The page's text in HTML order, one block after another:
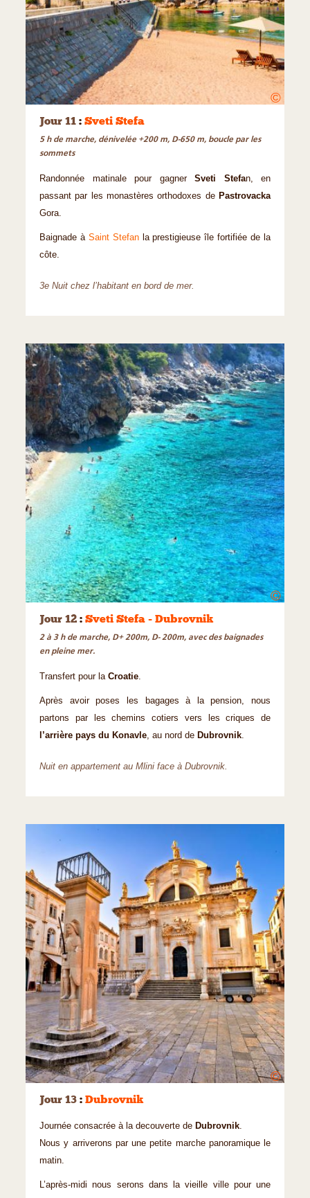
©
Jour 11 : Sveti Stefa
5 h de marche, dénivelée +200 m, D-650 m, boucle par les
sommets
Randonnée matinale pour gagner Sveti Stefan, en
passant par les monastères orthodoxes de Pastrovacka
Gora.
Baignade à Saint Stefanla prestigieuse île fortifiée de la
côte.
3e Nuit chez l’habitant en bord de mer.
©
Jour 12 : Sveti Stefa - Dubrovnik
2 à 3 h de marche, D+ 200m, D- 200m, avec des baignades
en pleine mer.
Transfert pour la Croatie.
Après avoir poses les bagages à la pension, nous
partons par les chemins cotiers vers les criques de
l’arrière pays du Konavle, au nord de Dubrovnik.
Nuit en appartement au Mlini face à Dubrovnik.
©
Jour 13 : Dubrovnik
Journée consacrée à la decouverte de Dubrovnik.
Nous y arriverons par une petite marche panoramique le
matin.
L’après-midi nous serons dans la vieille ville pour une